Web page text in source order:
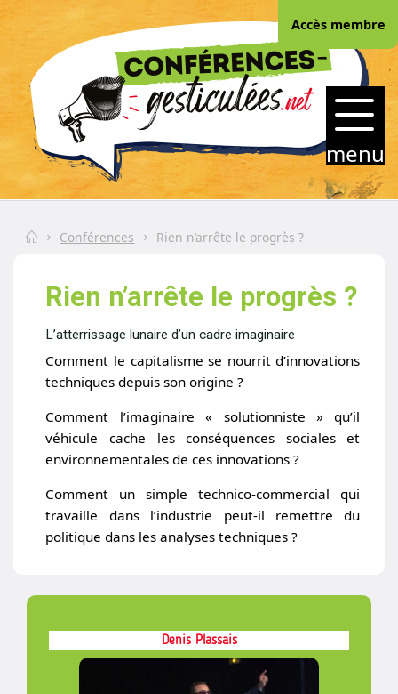
Skip
content
CONFERENCES-
GESTICULEES.NET
menu
Accès membre
HomeConférences Rien n’arrête le progrès ?
Denis Plassais
Rien n’arrête le progrès ?
L’atterrissage lunaire d’un cadre imaginaire
Comment le capitalisme se nourrit d’innovations
techniques depuis son origine ?
Comment l’imaginaire « solutionniste » qu’il
véhicule cache les conséquences sociales et
environnementales de ces innovations ?
Comment un simple technico-commercial qui
travaille dans l’industrie peut-il remettre du
politique dans les analyses techniques ?